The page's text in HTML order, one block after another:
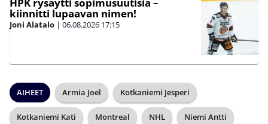
kiinnitti lupaavan nimen!
Joni Alatalo | 06.08.2026 17:15
AIHEET Armia Joel Kotkaniemi Jesperi
Kotkaniemi Kati Montreal NHL Niemi Antti